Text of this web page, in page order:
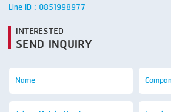
Line ID : 0851998977
INTERESTED
SEND INQUIRY